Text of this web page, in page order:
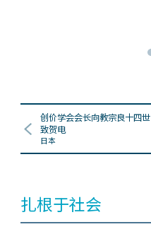
创价学会会长向教宗良十四世
致贺电
日本
扎根于社会